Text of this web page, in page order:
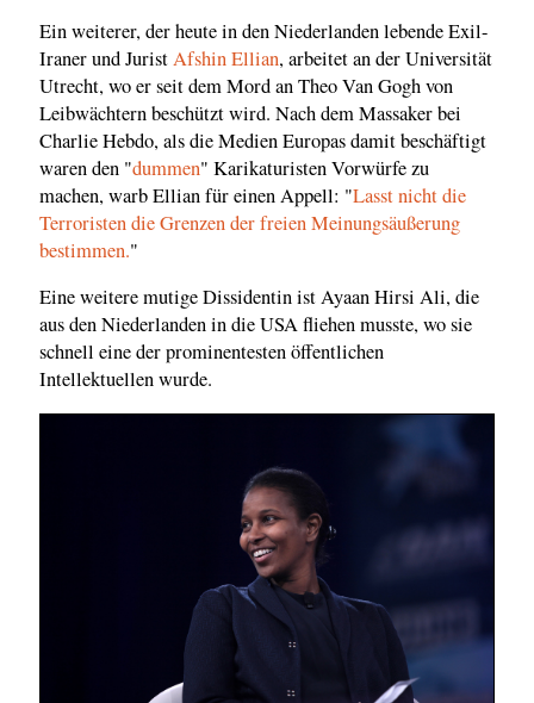
Ein weiterer, der heute in den Niederlanden lebende Exil-
Iraner und JuristAfshin Ellian, arbeitet an der Universität
Utrecht, wo er seit dem Mord an Theo Van Gogh von
Leibwächtern beschützt wird. Nach dem Massaker bei
Charlie Hebdo, als die Medien Europas damit beschäftigt
waren den "dummen" Karikaturisten Vorwürfe zu
machen, warb Ellian für einen Appell: "Lasst nicht die
Terroristen die Grenzen der freien Meinungsäußerung
bestimmen."
Eine weitere mutige Dissidentin ist Ayaan Hirsi Ali, die
aus den Niederlanden in die USA fliehen musste, wo sie
schnell eine der prominentesten öffentlichen
Intellektuellen wurde.